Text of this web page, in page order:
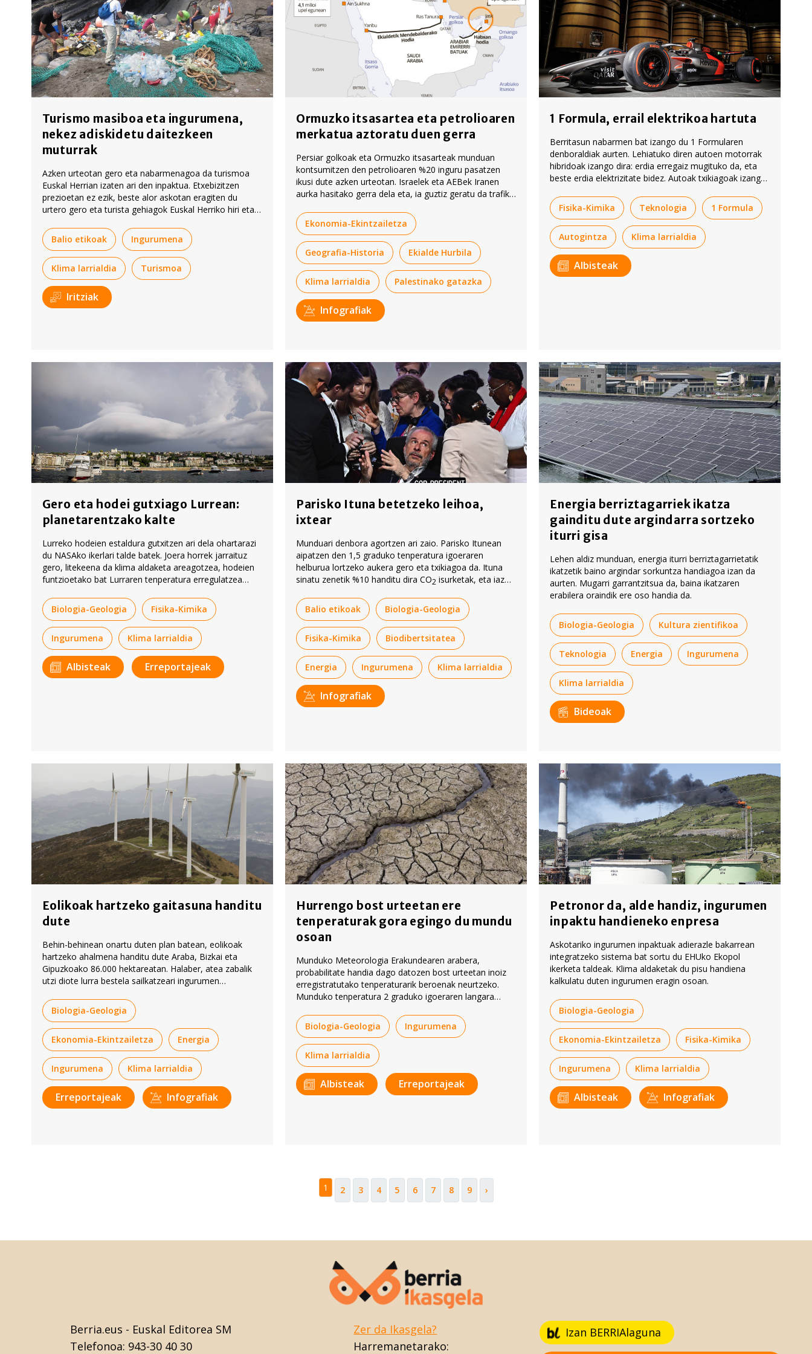
Turismo masiboa eta ingurumena,
nekez adiskidetu daitezkeen
muturrak
Azken urteotan gero eta nabarmenagoa da turismoa
Euskal Herrian izaten ari den inpaktua. Etxebizitzen
prezioetan ez ezik, beste alor askotan eragiten du
urtero gero eta turista gehiagok Euskal Herriko hiri eta
duen eragin hori ekarri du gogora Arrate Zelaiak artikulu
honetan.
Balio etikoak Ingurumena
Klima larrialdia Turismoa
Iritziak
Ormuzko itsasartea eta petrolioaren
merkatua aztoratu duen gerra
Persiar golkoak eta Ormuzko itsasarteak munduan
kontsumitzen den petrolioaren %20 inguru pasatzen
ikusi dute azken urteotan. Israelek eta AEBek Iranen
aurka hasitako gerra dela eta, ia guztiz geratu da trafiko
ondorioak azaltzen saiatu gara, zenbait gakoren bidez.
Ekonomia-Ekintzailetza
Geografia-Historia Ekialde Hurbila
Klima larrialdia Palestinako gatazka
Infografiak
1 Formula, errail elektrikoa hartuta
Berritasun nabarmen bat izango du 1 Formularen
denboraldiak aurten. Lehiatuko diren autoen motorrak
hibridoak izango dira: erdia erregaiz mugituko da, eta
beste erdia elektrizitate bidez. Autoak txikiagoak izango
Fisika-Kimika
Teknologia 1 Formula
Autogintza Klima larrialdia
Albisteak
Gero eta hodei gutxiago Lurrean:
planetarentzako kalte
Lurreko hodeien estaldura gutxitzen ari dela ohartarazi
du NASAko ikerlari talde batek. Joera horrek jarraituz
gero, litekeena da klima aldaketa areagotzea, hodeien
funtzioetako bat Lurraren tenperatura erregulatzea
Biologia-Geologia
Fisika-Kimika
Ingurumena Klima larrialdia
Albisteak Erreportajeak
Parisko Ituna betetzeko leihoa,
ixtear
Munduari denbora agortzen ari zaio. Parisko Itunean
aipatzen den 1,5 graduko tenperatura igoeraren
helburua lortzeko aukera gero eta txikiagoa da. Ituna
sinatu zenetik %10 handitu dira CO2 isurketak, eta iaz
Balio etikoak
Biologia-Geologia
Fisika-Kimika Biodibertsitatea
Energia Ingurumena Klima larrialdia
Infografiak
Energia berriztagarriek ikatza
gainditu dute argindarra sortzeko
iturri gisa
Lehen aldiz munduan, energia iturri berriztagarrietatik
ikatzetik baino argindar sorkuntza handiagoa izan da
aurten. Mugarri garrantzitsua da, baina ikatzaren
erabilera oraindik ere oso handia da.
Biologia-Geologia Kultura zientifikoa
Teknologia Energia Ingurumena
Klima larrialdia
Bideoak
Eolikoak hartzeko gaitasuna handitu
dute
Behin-behinean onartu duten plan batean, eolikoak
hartzeko ahalmena handitu dute Araba, Bizkai eta
Gipuzkoako 86.000 hektareatan. Halaber, atea zabalik
utzi diote lurra bestela sailkatzeari ingurumen
Biologia-Geologia
Ekonomia-Ekintzailetza Energia
Ingurumena Klima larrialdia
Erreportajeak Infografiak
Hurrengo bost urteetan ere
tenperaturak gora egingo du mundu
osoan
Munduko Meteorologia Erakundearen arabera,
probabilitate handia dago datozen bost urteetan inoiz
erregistratutako tenperaturarik beroenak neurtzeko.
Munduko tenperatura 2 graduko igoeraren langara
Biologia-Geologia
Ingurumena
Klima larrialdia
Albisteak Erreportajeak
Petronor da, alde handiz, ingurumen
inpaktu handieneko enpresa
Askotariko ingurumen inpaktuak adierazle bakarrean
integratzeko sistema bat sortu du EHUko Ekopol
ikerketa taldeak. Klima aldaketak du pisu handiena
kalkulatu duten ingurumen eragin osoan.
Biologia-Geologia
Ekonomia-Ekintzailetza Fisika-Kimika
Ingurumena Klima larrialdia
Albisteak Infografiak
1 2 3 4 5 6 7 8 9 ›
Berria.eus - Euskal Editorea SM
Telefonoa: 943-30 40 30
Zer da Ikasgela?
Harremanetarako:
Izan BERRIAlaguna